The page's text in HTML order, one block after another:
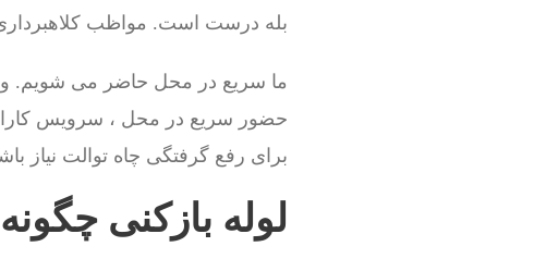
بله درست است. مواظب کلاهبرداری
ما سریع در محل حاضر می شویم.
حضور سریع در محل ، سرویس
برای رفع گرفتگی چاه توالت نیاز
لوله بازکنی